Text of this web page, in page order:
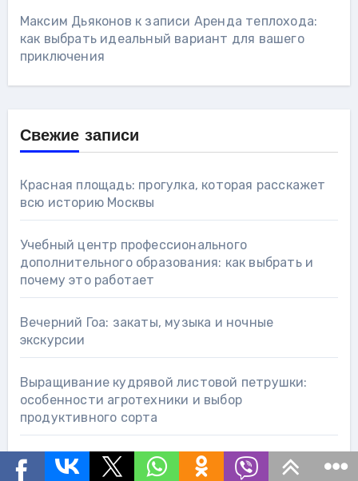
Максим Дьяконов к записи Аренда теплохода:
как выбрать идеальный вариант для вашего
приключения
Свежие записи
Красная площадь: прогулка, которая расскажет
всю историю Москвы
Учебный центр профессионального
дополнительного образования: как выбрать и
почему это работает
Вечерний Гоа: закаты, музыка и ночные
экскурсии
Выращивание кудрявой листовой петрушки:
особенности агротехники и выбор
продуктивного сорта
Подача в визовый центр: пошаговый план,
который реально работает